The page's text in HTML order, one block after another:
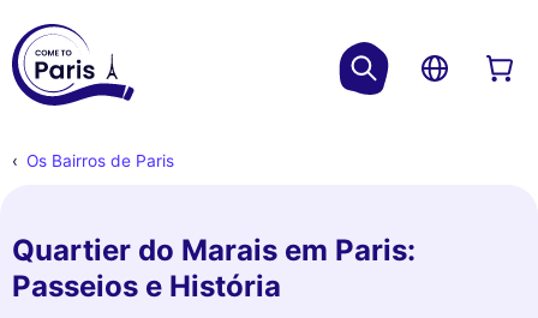
Os Bairros de Paris
Quartier do Marais em Paris:
Passeios e História